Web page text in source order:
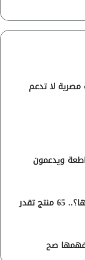
لا تدعم
ويدعمون
ما هي المنتجات الإسرائيلية التي يجب مقاطعتها؟.. 65 منتج تقدر
صح